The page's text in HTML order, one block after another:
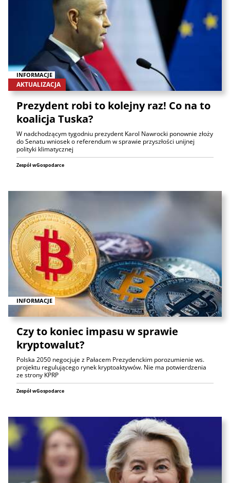
INFORMACJE
AKTUALIZACJA
Prezydent robi to kolejny raz! Co na to
koalicja Tuska?
W nadchodzącym tygodniu prezydent Karol Nawrocki ponownie złoży
do Senatu wniosek o referendum w sprawie przyszłości unijnej
polityki klimatycznej
Zespół wGospodarce
INFORMACJE
Czy to koniec impasu w sprawie
kryptowalut?
Polska 2050 negocjuje z Pałacem Prezydenckim porozumienie ws.
projektu regulującego rynek kryptoaktywów. Nie ma potwierdzenia
ze strony KPRP
Zespół wGospodarce